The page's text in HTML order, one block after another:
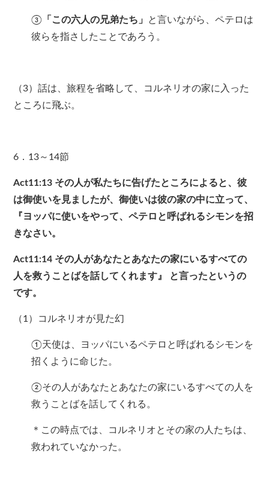
③ 「この六人の兄弟たち」 と言いながら、ペテロは
彼らを指さしたことであろう。
（3）話は、旅程を省略して、コルネリオの家に入った
ところに飛ぶ。
6．13～14節
Act11:13 その人が私たちに告げたところによると、彼
は御使いを見ましたが、御使いは彼の家の中に立って、
『ヨッパに使いをやって、ペテロと呼ばれるシモンを招
きなさい。
Act11:14 その人があなたとあなたの家にいるすべての
人を救うことばを話してくれます』
と言ったというの
です。
（1）コルネリオが見た幻
①天使は、ヨッパにいるペテロと呼ばれるシモンを
招くように命じた。
②その人があなたとあなたの家にいるすべての人を
救うことばを話してくれる。
＊この時点では、コルネリオとその家の人たちは、
救われていなかった。